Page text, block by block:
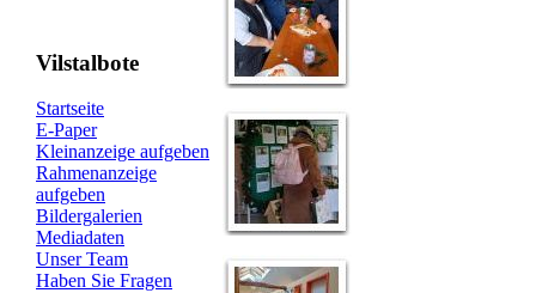
Vilstalbote
Startseite
E-Paper
Kleinanzeige aufgeben
Rahmenanzeige
aufgeben
Bildergalerien
Mediadaten
Unser Team
Haben Sie Fragen